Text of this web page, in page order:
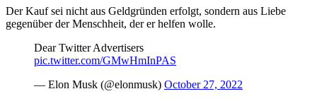
Der Kauf sei nicht aus Geldgründen erfolgt, sondern aus Liebe
gegenüber der Menschheit, der er helfen wolle.
Dear Twitter Advertisers
pic.twitter.com/GMwHmInPAS
— Elon Musk (@elonmusk) October 27, 2022